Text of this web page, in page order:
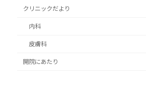
クリニックだより
内科
皮膚科
開院にあたり